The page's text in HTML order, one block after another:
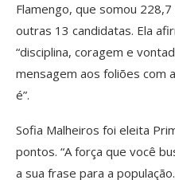
Flamengo, que somou
outras 13 candidatas. Ela
“disciplina, coragem e
mensagem aos foliões com
é”.
Sofia Malheiros foi eleita
pontos. “A força que você
a sua frase para a